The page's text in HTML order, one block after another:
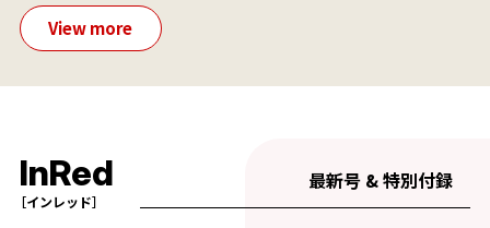
View more
InRed
［インレッド］
最新号 & 特別付録